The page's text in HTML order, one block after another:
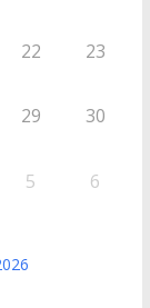
22 23
29 30
5 6